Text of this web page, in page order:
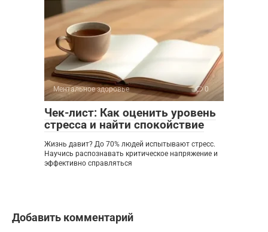
Ментальное здоровье 0
Чек-лист: Как оценить уровень
стресса и найти спокойствие
Жизнь давит? До 70% людей испытывают стресс.
Научись распознавать критическое напряжение и
эффективно справляться
Добавить комментарий